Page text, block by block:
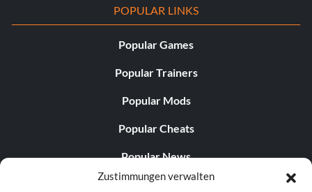
Zustimmungen verwalten
START
Größeres Magazin für ein
Scharfschützengewehr
Schalte Renard für den
Mehrspielermodus frei
POPULAR LINKS
Popular Games
Popular Trainers
Popular Mods
Popular Cheats
Popular News
Popular Editorials